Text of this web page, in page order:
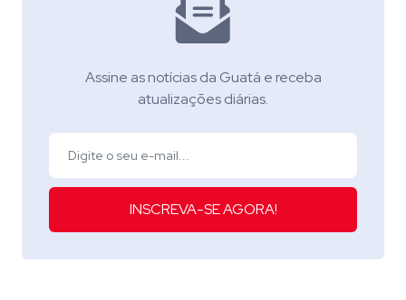
Assine as notícias da Guatá e receba
atualizações diárias.
INSCREVA-SE AGORA!